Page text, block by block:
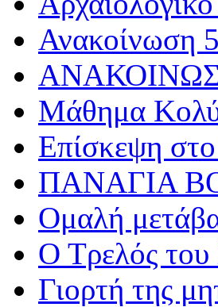
Ανακοίνωση
Μάθημα
Επίσκεψη
ΠΑΝΑΓΙΑ
Ομαλή
Ο Τρελός
Γιορτή της